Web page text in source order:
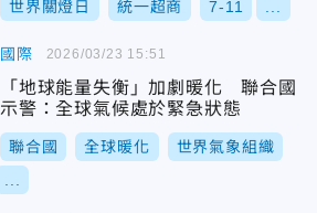
世界關燈日 統一超商 7-11
國際
「地球能量失衡」加劇暖化 聯合國
示警：全球氣候處於緊急狀態
聯合國 全球暖化 世界氣象組織
2026/03/23 15:51